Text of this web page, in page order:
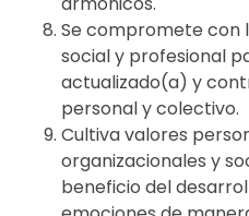
Se compromete con
social y profesional
actualizado(a) y
personal y colectivo.
Cultiva valores
organizacionales y
beneficio del